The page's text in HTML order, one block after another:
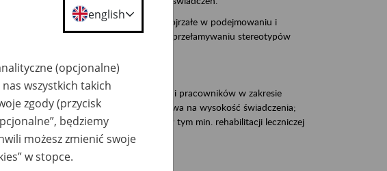
i edukacyjne wspiera osoby dojrzałe w podejmowaniu i
zawodowej, dbaniu o zdrowie oraz przełamywaniu stereotypów
ZUS z organizacjami pracodawców i pracowników w zakresie
emerytalnego w Polsce – tego co wpływa na wysokość świadczenia;
wypadkowej i prewencji rentowej w tym min. rehabilitacji leczniczej
50+, ZUS edukuje:
english
(opcjonalne)
wszystkich takich
zgody (przycisk
będziemy
możesz zmienić swoje
w stopce.